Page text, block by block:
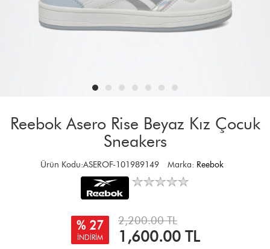
Reebok Asero Rise Beyaz Kız Çocuk
Sneakers
Ürün Kodu:ASEROF-101989149 Marka: Reebok
% 27
İNDİRİM
2,200.00 TL
1,600.00 TL